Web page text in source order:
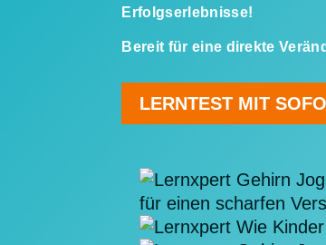
Erfolgserlebnisse!
Bereit für eine direkte
LERNTEST MIT